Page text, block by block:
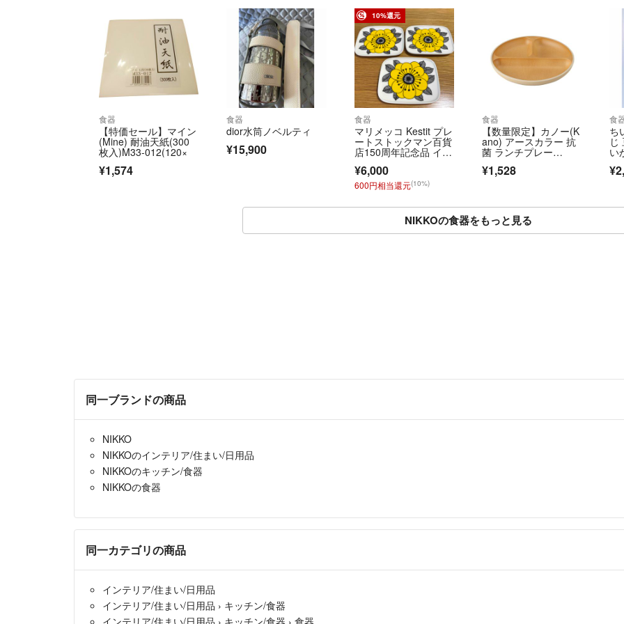
食器
【特価セール】マイン
(Mine) 耐油天紙(300
枚入)M33-012(120×
¥1,574
食器
dior水筒ノベルティ
¥15,900
10%還元
食器
マリメッコ Kestit プレ
ートストックマン百貨
店150周年記念品 イエ
ロー15×12cm 52249-
67104
¥6,000
600円相当還元(10%)
食器
【数量限定】カノー(K
ano) アースカラー 抗
菌 ランチプレー
ト S 径21.
¥1,528
食
ち
じ
い
ー
NIKKOの食器をもっと見る
同一ブランドの商品
NIKKO
NIKKOのインテリア/住まい/日用品
NIKKOのキッチン/食器
NIKKOの食器
同一カテゴリの商品
インテリア/住まい/日用品
インテリア/住まい/日用品 › キッチン/食器
インテリア/住まい/日用品 › キッチン/食器 › 食器